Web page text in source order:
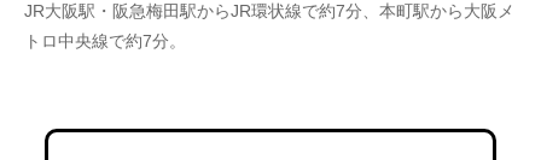
JR大阪駅・阪急梅田駅からJR環状線で約7分、本町駅から大阪メ
トロ中央線で約7分。